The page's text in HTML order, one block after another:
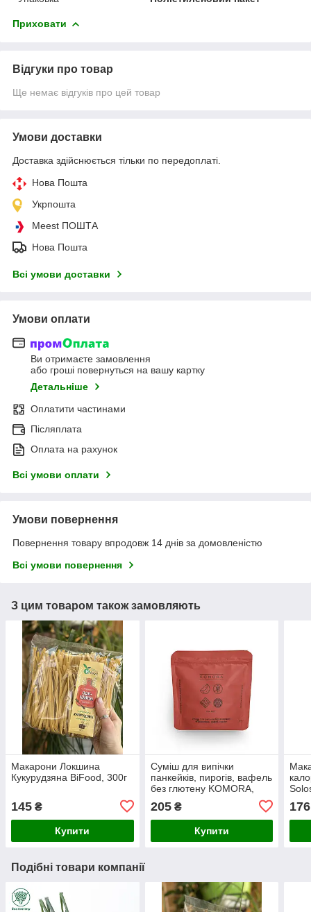
Приховати
Відгуки про товар
Ще немає відгуків про цей товар
Умови доставки
Доставка здійснюється тільки по передоплаті.
Нова Пошта
Укрпошта
Meest ПОШТА
Нова Пошта
Всі умови доставки
Умови оплати
Ви отримаєте замовлення
або гроші повернуться на вашу картку
Детальніше
Оплатити частинами
Післяплата
Оплата на рахунок
Всі умови оплати
Умови повернення
Повернення товару впродовж 14 днів за домовленістю
Всі умови повернення
З цим товаром також замовляють
Макарони Локшина
Кукурудзяна BiFood, 300г
145 ₴
Купити
Суміш для випічки
панкейків, пирогів, вафель
без глютену KOMORA,
205₴
Купити
176
Подібні товари компанії